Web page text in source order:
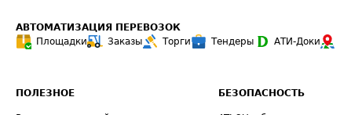
АВТОМАТИЗАЦИЯ ПЕРЕВОЗОК
Площадки
Заказы Торги Тендеры АТИ-Доки
ПОЛЕЗНОЕ БЕЗОПАСНОСТЬ